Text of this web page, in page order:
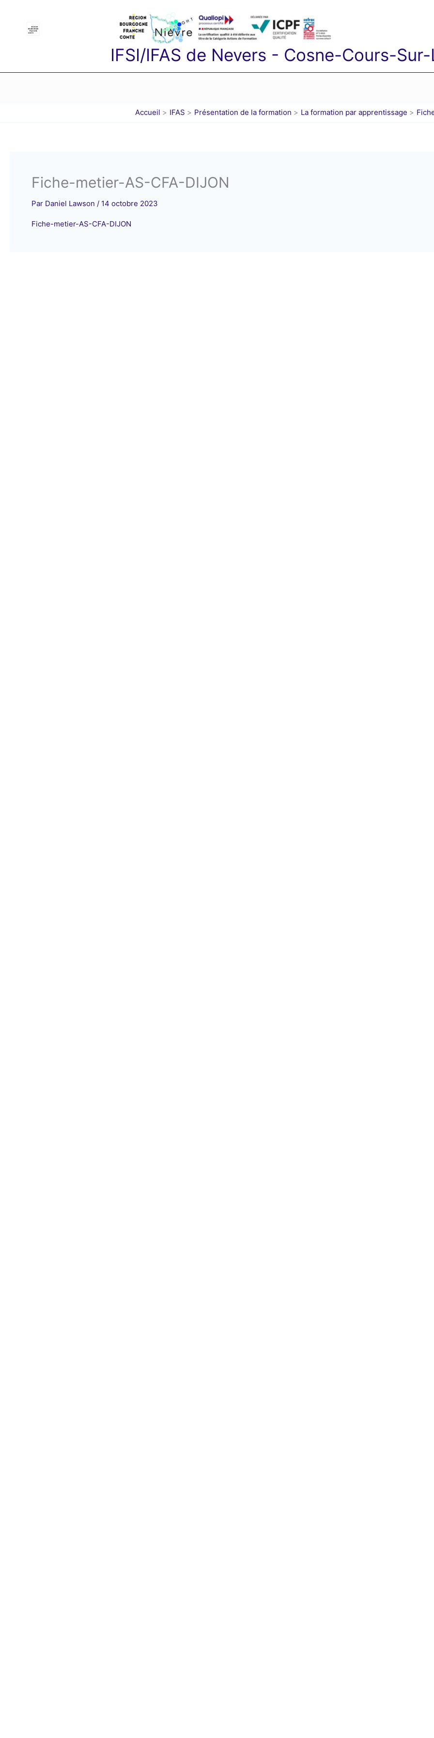
IFSI/IFAS de Nevers - Cosne-Cours-
Accueil IFAS Présentation de la formation La formation par apprentissage
Fiche-metier-AS-CFA-DIJON
Par Daniel Lawson / 14 octobre 2023
Fiche-metier-AS-CFA-DIJON